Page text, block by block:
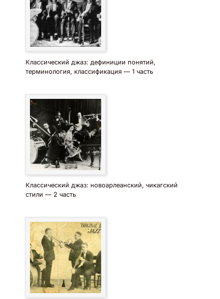
Классический джаз: дефиниции понятий,
терминология, классификация — 1 часть
Классический джаз: новоарлеанский, чикагский
стили — 2 часть